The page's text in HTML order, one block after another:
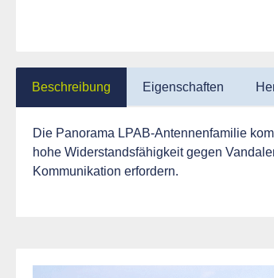
Beschreibung Eigenschaften
Die Panorama LPAB-Antennenfamilie
hohe Widerstandsfähigkeit gegen
Kommunikation erfordern.